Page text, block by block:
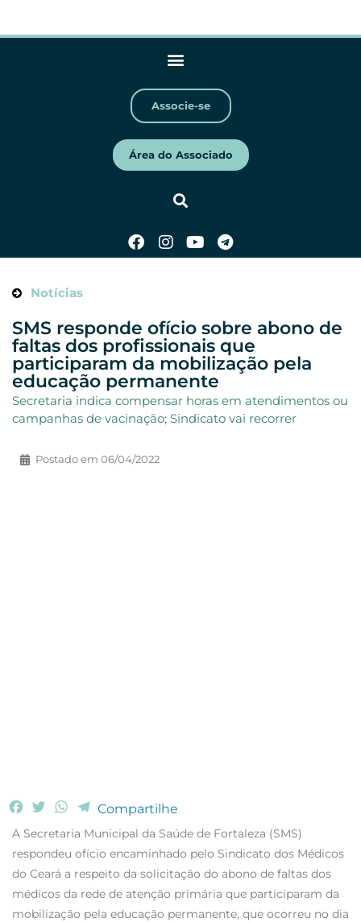
Associe-se
Área do Associado
Notícias
SMS responde ofício sobre abono de
faltas dos profissionais que
participaram da mobilização pela
educação permanente
Secretaria indica compensar horas em atendimentos ou
campanhas de vacinação; Sindicato vai recorrer
Postado em 06/04/2022
F
c
e
b
o
o
i
t
t
e
r
W
a
t
s
A
p
T
l
e
g
r
a
Compartilhe
A Secretaria Municipal da Saúde de Fortaleza (SMS)
respondeu ofício encaminhado pelo Sindicato dos Médicos
do Ceará a respeito da solicitação do abono de faltas dos
médicos da rede de atenção primária que participaram da
mobilização pela educação permanente, que ocorreu no dia